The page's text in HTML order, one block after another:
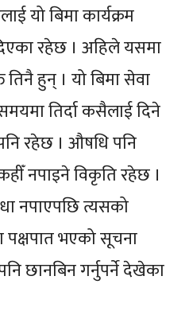
यो बिमा कार्यक्रम
रहेछ । अहिले यसमा
तिनै हुन् । यो बिमा सेवा
तिर्दा कसैलाई दिने
रहेछ । औषधि पनि
नपाइने विकृति रहेछ ।
नपाएपछि त्यसको
पक्षपात भएको सूचना
छानबिन गर्नुपर्ने देखेका